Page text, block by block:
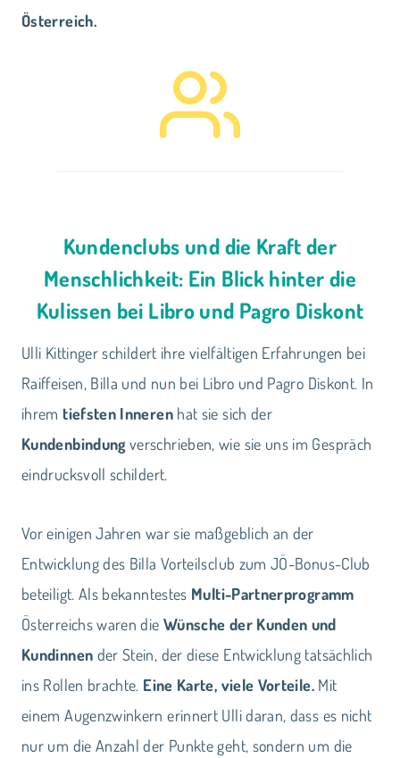
Österreich.
Kundenclubs und die Kraft der
Menschlichkeit: Ein Blick hinter die
Kulissen bei Libro und Pagro Diskont
Ulli Kittinger schildert ihre vielfältigen Erfahrungen bei
Raiffeisen, Billa und nun bei Libro und Pagro Diskont. In
ihremtiefsten Innerenhat sie sich der
Kundenbindungverschrieben, wie sie uns im Gespräch
eindrucksvoll schildert.
Vor einigen Jahren war sie maßgeblich an der
Entwicklung des Billa Vorteilsclub zum JÖ-Bonus-Club
beteiligt. Als bekanntestes Multi-Partnerprogramm
Österreichs waren die Wünsche der Kunden und
Kundinnen der Stein, der diese Entwicklung tatsächlich
ins Rollen brachte. Eine Karte, viele Vorteile.Mit
einem Augenzwinkern erinnert Ulli daran, dass es nicht
nur um die Anzahl der Punkte geht, sondern um die